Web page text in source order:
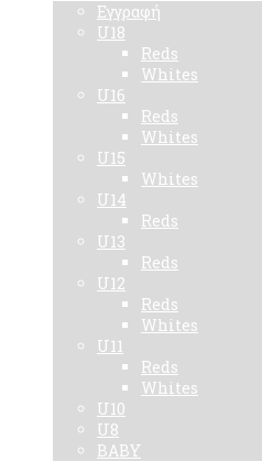
Εγγραφή
U18
Reds
Whites
U16
Reds
Whites
U15
Whites
U14
Reds
U13
Reds
U12
Reds
Whites
U11
Reds
Whites
U10
U8
BABY